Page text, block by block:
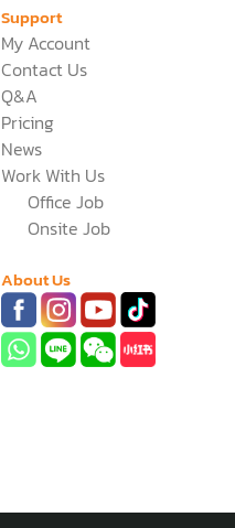
Support
My Account
Contact Us
Q&A
Pricing
News
Work With Us
Office Job
Onsite Job
About Us